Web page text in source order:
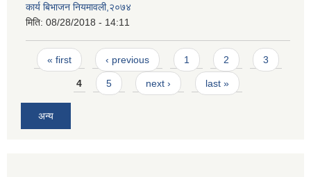
कार्य बिभाजन नियमावली,२०७४
मिति: 08/28/2018 - 14:11
Pages
« first ‹ previous 1 2 3
4 5 next › last »
अन्य